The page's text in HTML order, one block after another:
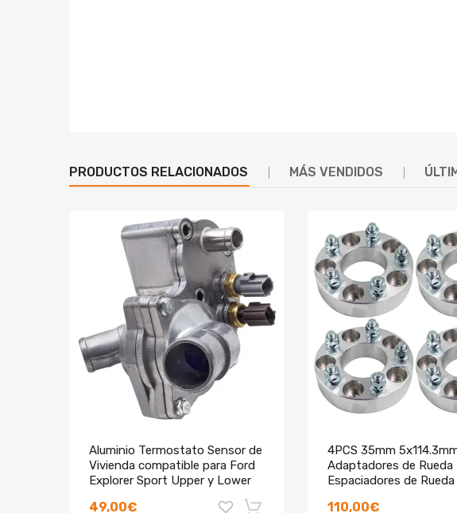
PRODUCTOS RELACIONADOS MÁS VENDIDOS
Aluminio Termostato Sensor de
Vivienda compatible para Ford
Explorer Sport Upper y Lower
49,00€
4PCS 35mm
Adaptadores de Rueda
Espaciadores de Rueda
compatible para Ford
110,00€